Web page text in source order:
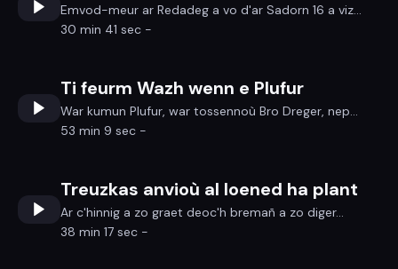
Emvod-meur ar Redadeg a vo d'ar Sadorn 16 a viz...
30 min 41 sec -
Ti feurm Wazh wenn e Plufur
War kumun Plufur, war tossennoù Bro Dreger, nep...
53 min 9 sec -
Treuzkas anvioù al loened ha plant
Ar c'hinnig a zo graet deoc'h bremañ a zo diger...
38 min 17 sec -